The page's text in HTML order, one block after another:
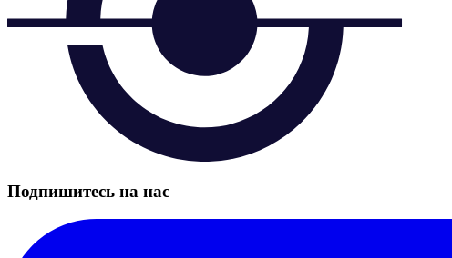
Подпишитесь на нас